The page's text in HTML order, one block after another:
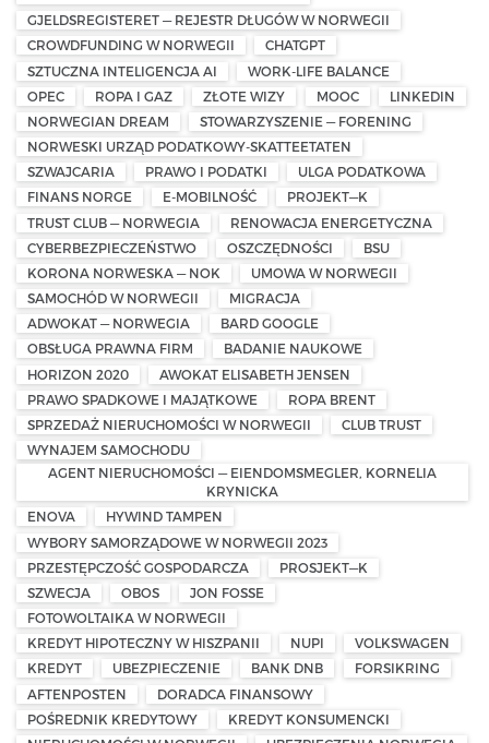
GJELDSREGISTERET — REJESTR DŁUGÓW W NORWEGII
CROWDFUNDING W NORWEGII
CHATGPT
SZTUCZNA INTELIGENCJA AI
WORK-LIFE BALANCE
OPEC
ROPA I GAZ ZŁOTE WIZY MOOC
LINKEDIN
NORWEGIAN DREAM
STOWARZYSZENIE — FORENING
NORWESKI URZĄD PODATKOWY-SKATTEETATEN
SZWAJCARIA
PRAWO I PODATKI
ULGA PODATKOWA
FINANS NORGE
E-MOBILNOŚĆ
PROJEKT—K
TRUST CLUB — NORWEGIA
RENOWACJA ENERGETYCZNA
CYBERBEZPIECZEŃSTWO
OSZCZĘDNOŚCI
BSU
KORONA NORWESKA — NOK
UMOWA W NORWEGII
SAMOCHÓD W NORWEGII
MIGRACJA
ADWOKAT — NORWEGIA
BARD GOOGLE
OBSŁUGA PRAWNA FIRM
BADANIE NAUKOWE
HORIZON 2020
AWOKAT ELISABETH JENSEN
PRAWO SPADKOWE I MAJĄTKOWE
ROPA BRENT
SPRZEDAŻ NIERUCHOMOŚCI W NORWEGII
CLUB TRUST
WYNAJEM SAMOCHODU
AGENT NIERUCHOMOŚCI — EIENDOMSMEGLER, KORNELIA
KRYNICKA
ENOVA
HYWIND TAMPEN
WYBORY SAMORZĄDOWE W NORWEGII 2023
PRZESTĘPCZOŚĆ GOSPODARCZA
PROSJEKT—K
SZWECJA
OBOS
JON FOSSE
FOTOWOLTAIKA W NORWEGII
KREDYT HIPOTECZNY W HISZPANII
NUPI
VOLKSWAGEN
KREDYT
UBEZPIECZENIE BANK DNB
FORSIKRING
AFTENPOSTEN
DORADCA FINANSOWY
POŚREDNIK KREDYTOWY
KREDYT KONSUMENCKI